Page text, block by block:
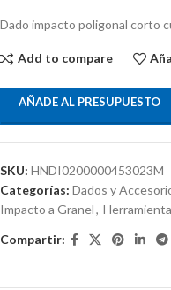
Dado impacto poligonal corto
Add to compare
AÑADE AL PRESUPUESTO
SKU: HNDI0200000453023M
Categorías: Dados y
Impacto a Granel,
Compartir: